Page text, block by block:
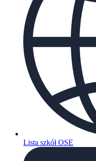
Lista szkół OSE